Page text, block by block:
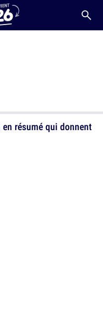
résumé qui donnent